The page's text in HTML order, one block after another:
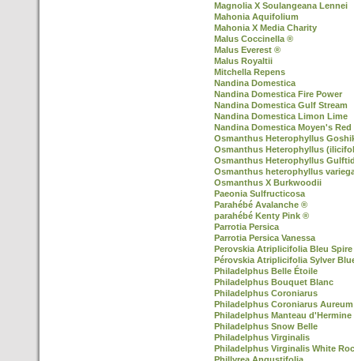
Magnolia X Soulangeana Lennei
Mahonia Aquifolium
Mahonia X Media Charity
Malus Coccinella ®
Malus Everest ®
Malus Royaltii
Mitchella Repens
Nandina Domestica
Nandina Domestica Fire Power
Nandina Domestica Gulf Stream
Nandina Domestica Limon Lime
Nandina Domestica Moyen's Red
Osmanthus Heterophyllus
Osmanthus Heterophyllus
Osmanthus Heterophyllus
Osmanthus heterophyllus
Osmanthus X Burkwoodii
Paeonia Sulfructicosa
Parahébé Avalanche ®
parahébé Kenty Pink ®
Parrotia Persica
Parrotia Persica Vanessa
Perovskia Atriplicifolia Bleu Spire
Pérovskia Atriplicifolia Sylver
Philadelphus Belle Étoile
Philadelphus Bouquet Blanc
Philadelphus Coroniarus
Philadelphus Coroniarus Aureum
Philadelphus Manteau d'Hermine
Philadelphus Snow Belle
Philadelphus Virginalis
Philadelphus Virginalis White